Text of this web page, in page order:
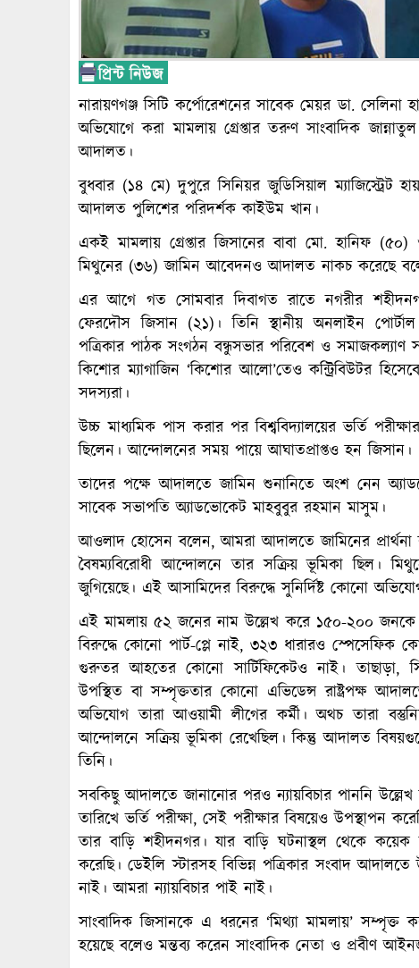
নারায়ণগঞ্জ সিটি কর্পোরেশনের সাবেক মেয়র ডা.
অভিযোগে করা মামলায় গ্রেপ্তার তরুণ সাংবাদিক
আদালত।
বুধবার (১৪ মে) দুপুরে সিনিয়র জুডিসিয়াল
আদালত পুলিশের পরিদর্শক কাইউম খান।
একই মামলায় গ্রেপ্তার জিসানের বাবা মো. হানিফ
মিথুনের (৩৬) জামিন আবেদনও আদালত নাকচ করেছে
এর আগে গত সোমবার দিবাগত রাতে নগরীর
ফেরদৌস জিসান (২১)। তিনি স্থানীয় অনলাইন
পত্রিকার পাঠক সংগঠন বন্ধুসভার পরিবেশ ও সমাজকল্যাণ
কিশোর ম্যাগাজিন ‘কিশোর আলো’তেও কন্ট্রিবিউটর
সদস্যরা।
উচ্চ মাধ্যমিক পাস করার পর বিশ্ববিদ্যালয়ের ভর্তি
ছিলেন। আন্দোলনের সময় পায়ে আঘাতপ্রাপ্তও হন জিসান।
তাদের পক্ষে আদালতে জামিন শুনানিতে অংশ নেন
সাবেক সভাপতি অ্যাডভোকেট মাহবুবুর রহমান মাসুম।
আওলাদ হোসেন বলেন, আমরা আদালতে জামিনের
বৈষম্যবিরোধী আন্দোলনে তার সক্রিয় ভূমিকা ছিল।
জুগিয়েছে। এই আসামিদের বিরুদ্ধে সুনির্দিষ্ট কোনো
এই মামলায় ৫২ জনের নাম উল্লেখ করে ১৫০-২০০ জনকে
বিরুদ্ধে কোনো পার্ট-প্লে নাই, ৩২৩ ধারারও স্পেসেফিক
গুরুতর আহতের কোনো সার্টিফিকেটও নাই। তাছাড়া,
উপস্থিত বা সম্পৃক্ততার কোনো এভিডেন্স রাষ্ট্রপক্ষ
অভিযোগ তারা আওয়ামী লীগের কর্মী। অথচ তারা
আন্দোলনে সক্রিয় ভূমিকা রেখেছিল। কিন্তু আদালত
তিনি।
সবকিছু আদালতে জানানোর পরও ন্যায়বিচার পাননি
তারিখে ভর্তি পরীক্ষা, সেই পরীক্ষার বিষয়েও উপস্থাপন
তার বাড়ি শহীদনগর। যার বাড়ি ঘটনাস্থল থেকে
করেছি। ডেইলি স্টারসহ বিভিন্ন পত্রিকার সংবাদ
নাই। আমরা ন্যায়বিচার পাই নাই।
সাংবাদিক জিসানকে এ ধরনের ‘মিথ্যা মামলায়’ সম্পৃক্ত
হয়েছে বলেও মন্তব্য করেন সাংবাদিক নেতা ও প্রবীণ